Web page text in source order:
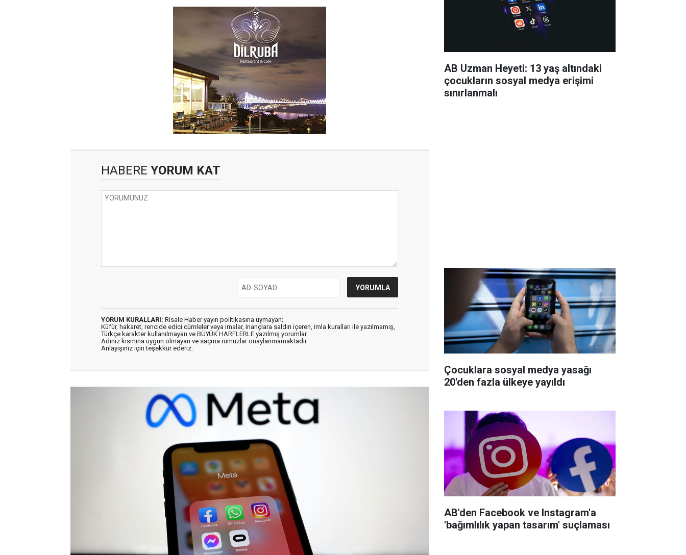
HABERE YORUM KAT
YORUM KURALLARI: Risale Haber yayın politikasına uymayan;
Küfür, hakaret, rencide edici cümleler veya imalar, inançlara saldırı içeren, imla kuralları ile yazılmamış,
Türkçe karakter kullanılmayan ve BÜYÜK HARFLERLE yazılmış yorumlar
Adınız kısmına uygun olmayan ve saçma rumuzlar onaylanmamaktadır.
Anlayışınız için teşekkür ederiz.
AB Uzman Heyeti: 13 yaş altındaki
çocukların sosyal medya erişimi
sınırlanmalı
Çocuklara sosyal medya yasağı
20'den fazla ülkeye yayıldı
AB'den Facebook ve Instagram'a
'bağımlılık yapan tasarım' suçlaması